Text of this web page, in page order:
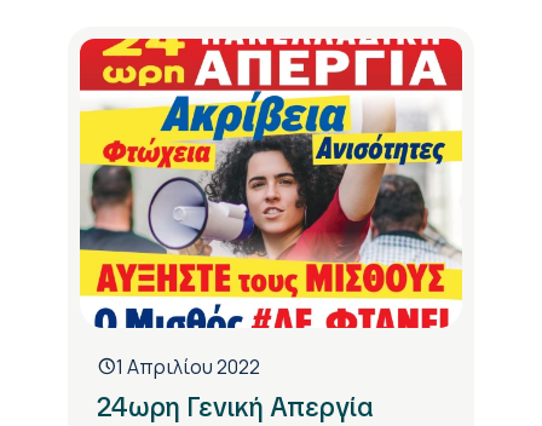
1 Απριλίου 2022
24ωρη Γενική Απεργία